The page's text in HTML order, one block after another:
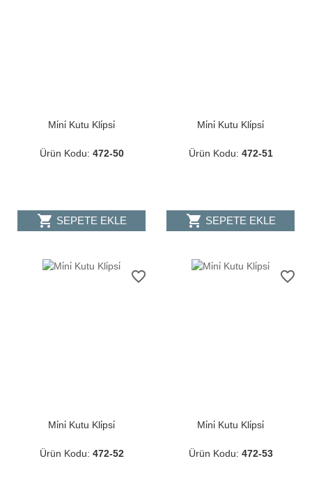
Mi̇ni̇ Kutu Kli̇psi̇
Ürün Kodu: 472-50
shopping_cart SEPETE EKLE
Mi̇ni̇ Kutu Kli̇psi̇
Ürün Kodu: 472-51
shopping_cart SEPETE EKLE
favorite_border
Mi̇ni̇ Kutu Kli̇psi̇
Ürün Kodu: 472-52
favorite_border
Mi̇ni̇ Kutu Kli̇psi̇
Ürün Kodu: 472-53